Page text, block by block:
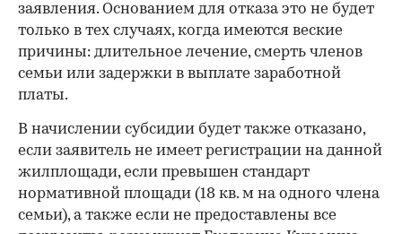
заявления. Основанием для отказа это не будет
только в тех случаях, когда имеются веские
причины: длительное лечение, смерть членов
семьи или задержки в выплате заработной
платы.
В начислении субсидии будет также отказано,
если заявитель не имеет регистрации на данной
жилплощади, если превышен стандарт
нормативной площади (18 кв. м на одного члена
семьи), а также если не предоставлены все